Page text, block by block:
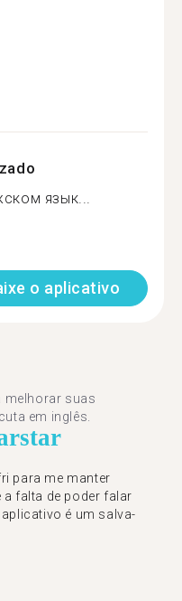
язык...
o aplicativo
melhorar suas
em inglês.
star
para me manter
falta de poder falar
é um salva-